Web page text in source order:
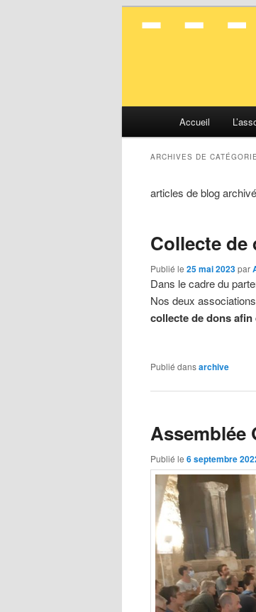
Aller
au
contenu
Aller
au
contenu
Accueil
ARCHIVES DE
articles de blog
Collecte de
Publié le 25 mai 2023par
Dans le cadre du
Nos deux
collecte de dons
Publié dansarchive
Assemblée
Publié le 6 septembre